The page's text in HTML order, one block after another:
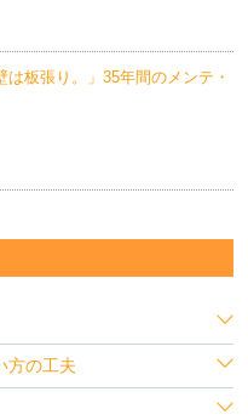
は板張り。」35年間のメンテ・
方の工夫